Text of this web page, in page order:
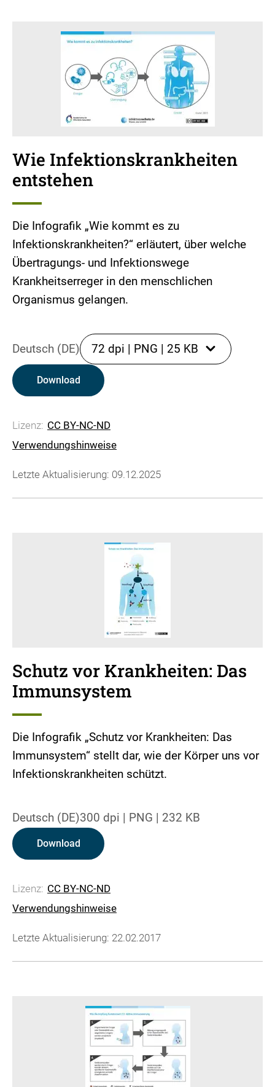
Wie Infektionskrankheiten
entstehen
Die Infografik „Wie kommt es zu
Infektionskrankheiten?“ erläutert, über welche
Übertragungs- und Infektionswege
Krankheitserreger in den menschlichen
Organismus gelangen.
Deutsch (DE) 72 dpi | PNG | 25 KB
Download
Lizenz: CC BY-NC-ND
Verwendungshinweise
Letzte Aktualisierung: 09.12.2025
Schutz vor Krankheiten: Das
Immunsystem
Die Infografik „Schutz vor Krankheiten: Das
Immunsystem“ stellt dar, wie der Körper uns vor
Infektionskrankheiten schützt.
Deutsch (DE)300 dpi | PNG | 232 KB
Download
Lizenz: CC BY-NC-ND
Verwendungshinweise
Letzte Aktualisierung: 22.02.2017